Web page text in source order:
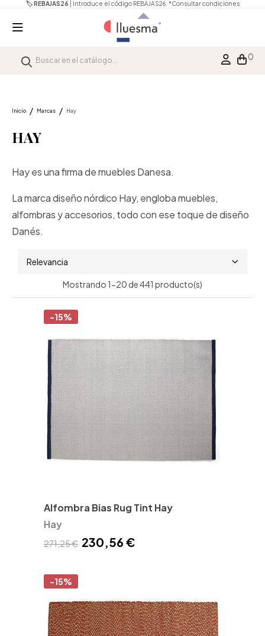
🏷️ REBAJAS26 | Introduce el código REBAJAS26. *Consultar condiciones
0
Inicio Marcas Hay
HAY
Hay es una firma de muebles Danesa.
La marca diseño nórdico Hay, engloba muebles,
alfombras y accesorios, todo con ese toque de diseño
Danés.
Relevancia
Mostrando 1-20 de 441 producto(s)
-15%
Alfombra Bias Rug Tint Hay
Hay
271,25 € 230,56 €
-15%